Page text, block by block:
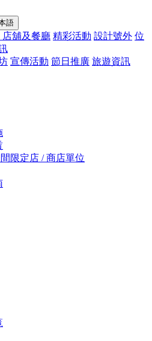
語
店舖及餐廳 精彩活動 設計號外 位
宣傳活動 節日推廣 旅遊資訊
限定店 / 商店單位